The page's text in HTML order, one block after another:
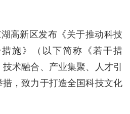
高新区发布《关于推动科技
施》（以下简称《若干措
术融合、产业集聚、人才引
，致力于打造全国科技文化